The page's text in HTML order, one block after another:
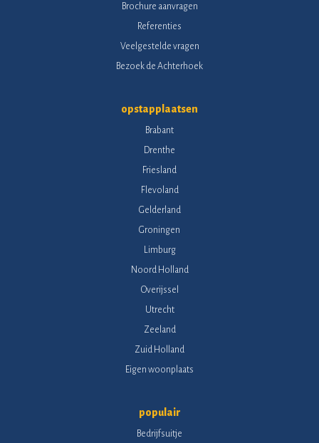
Brochure aanvragen
Referenties
Veelgestelde vragen
Bezoek de Achterhoek
opstapplaatsen
Brabant
Drenthe
Friesland
Flevoland
Gelderland
Groningen
Limburg
Noord Holland
Overijssel
Utrecht
Zeeland
Zuid Holland
Eigen woonplaats
populair
Bedrijfsuitje